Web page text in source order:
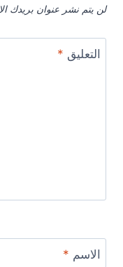
لن يتم نشر عنوان بريدك
التعليق *
الاسم *